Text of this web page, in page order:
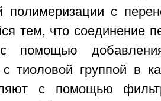
полимеризации с
тем, что соединение
помощью
тиоловой группой в
с помощью